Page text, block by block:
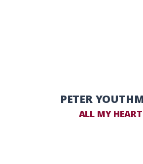
PETER
ALL MY HEART